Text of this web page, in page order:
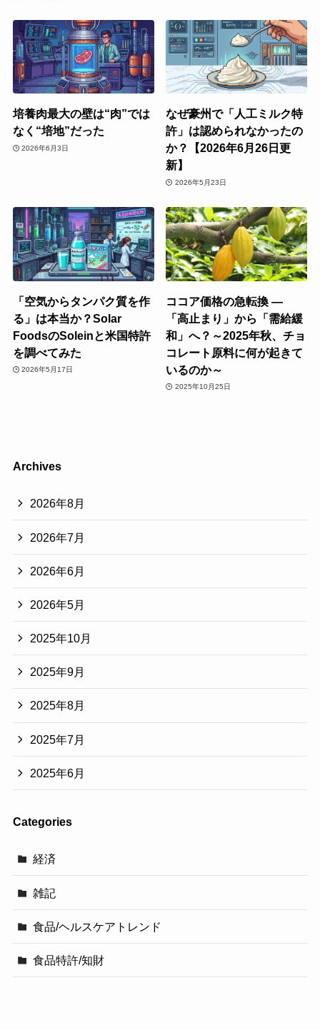
培養肉最大の壁は“肉”では
なく“培地”だった
2026年6月3日
なぜ豪州で「人工ミルク特
許」は認められなかったの
か？【2026年6月26日更
新】
2026年5月23日
「空気からタンパク質を作
る」は本当か？Solar
FoodsのSoleinと米国特許
を調べてみた
2026年5月17日
ココア価格の急転換 ―
「高止まり」から「需給緩
和」へ？～2025年秋、チョ
コレート原料に何が起きて
いるのか～
2025年10月25日
Archives
2026年8月
2026年7月
2026年6月
2026年5月
2025年10月
2025年9月
2025年8月
2025年7月
2025年6月
Categories
経済
雑記
食品/ヘルスケアトレンド
食品特許/知財